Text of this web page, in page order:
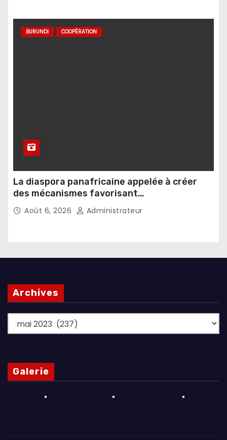
BURUNDI COOPÉRATION
La diaspora panafricaine appelée à créer
des mécanismes favorisant
l’investissement dans les pays d’origine
Août 6, 2026 Administrateur
Archives
Archives
Galerie